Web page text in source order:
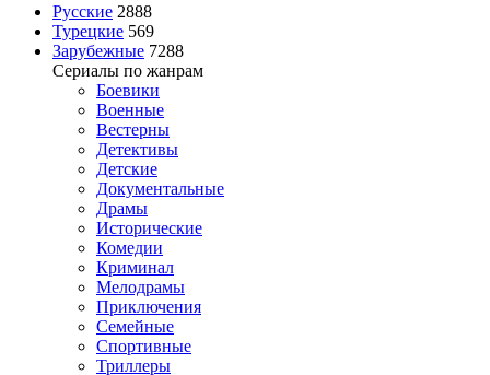
Русские 2888
Турецкие 569
Зарубежные 7288
Сериалы по жанрам
Боевики
Военные
Вестерны
Детективы
Детские
Документальные
Драмы
Исторические
Комедии
Криминал
Мелодрамы
Приключения
Семейные
Спортивные
Триллеры